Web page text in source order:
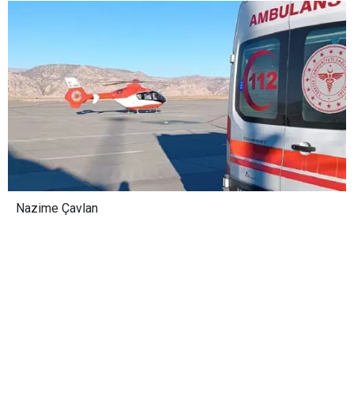
Nazime Çavlan